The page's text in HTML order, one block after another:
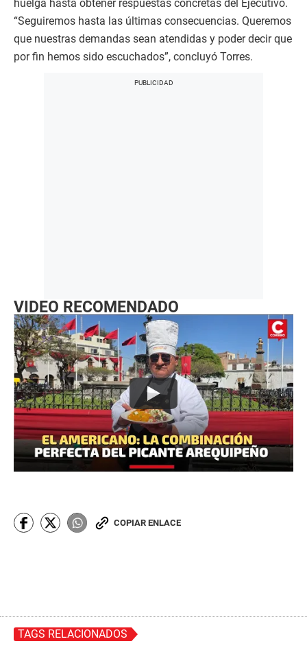
huelga hasta obtener respuestas concretas del Ejecutivo.
“Seguiremos hasta las últimas consecuencias. Queremos
que nuestras demandas sean atendidas y poder decir que
por fin hemos sido escuchados”, concluyó Torres.
VIDEO RECOMENDADO
COPIAR ENLACE
TAGS RELACIONADOS